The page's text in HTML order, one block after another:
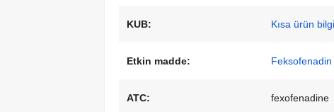
KUB: Kısa ürün
Etkin madde:
ATC: fexofenadine